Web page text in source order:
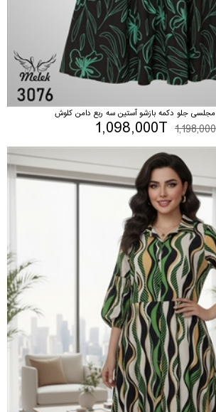
مجلسی جلو دکمه بازشو آستین سه ربع دامن کلوش
1,098,000T